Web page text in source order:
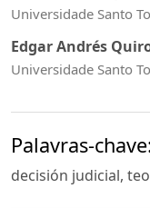
Universidade Santo
Edgar Andrés
Universidade Santo
Palavras-
decisión judicial,